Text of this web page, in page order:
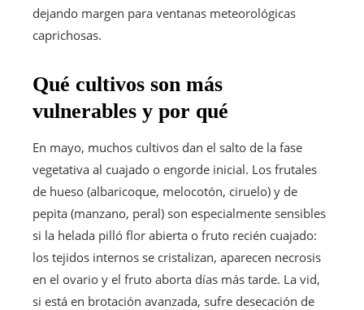
dejando margen para ventanas meteorológicas
caprichosas.
Qué cultivos son más
vulnerables y por qué
En mayo, muchos cultivos dan el salto de la fase
vegetativa al cuajado o engorde inicial. Los frutales
de hueso (albaricoque, melocotón, ciruelo) y de
pepita (manzano, peral) son especialmente sensibles
si la helada pilló flor abierta o fruto recién cuajado:
los tejidos internos se cristalizan, aparecen necrosis
en el ovario y el fruto aborta días más tarde. La vid,
si está en brotación avanzada, sufre desecación de